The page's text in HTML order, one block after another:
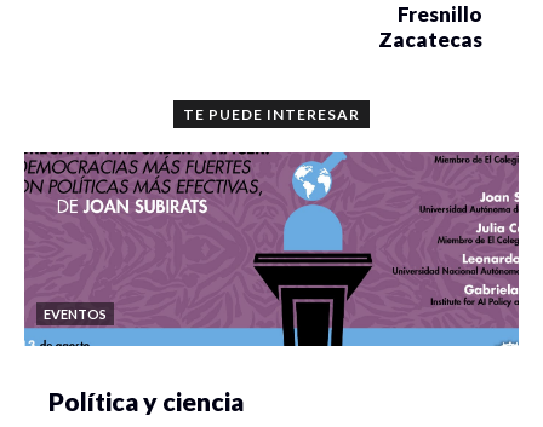
Fresnillo
Zacatecas
TE PUEDE INTERESAR
EVENTOS
Política y ciencia